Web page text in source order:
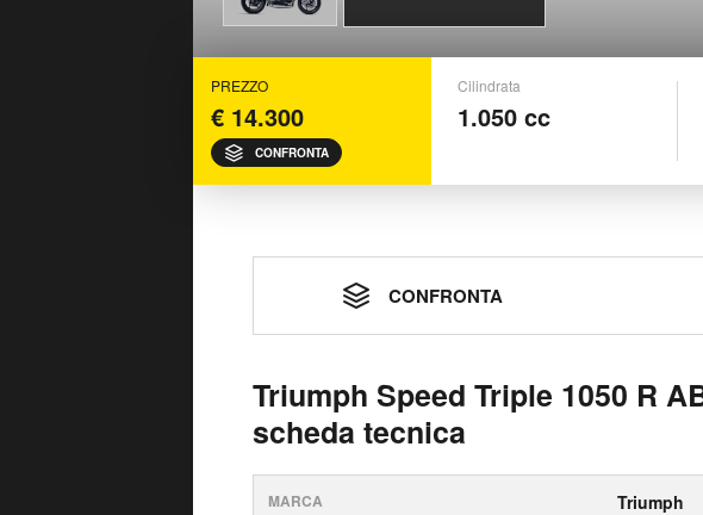
PREZZO
€ 14.300
CONFRONTA
Cilindrata
1.050 cc
CONFRONTA
Triumph Speed Triple 1050 R
scheda tecnica
MARCA Triumph